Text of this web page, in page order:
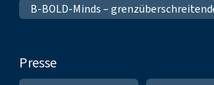
B-BOLD-Minds –
Presse